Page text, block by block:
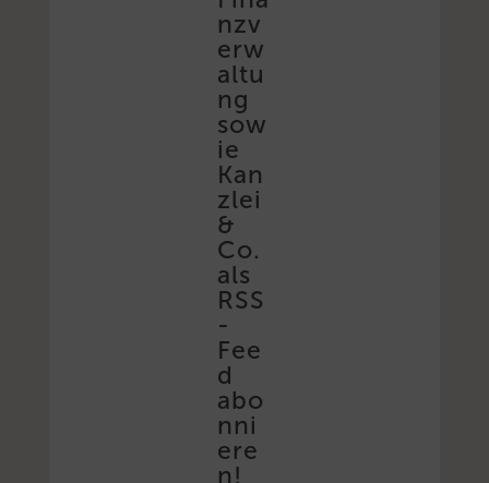
nzv
erw
altu
ng
sow
ie
Kan
zlei
&
Co.
als
RSS
-
Fee
d
abo
nni
ere
n!